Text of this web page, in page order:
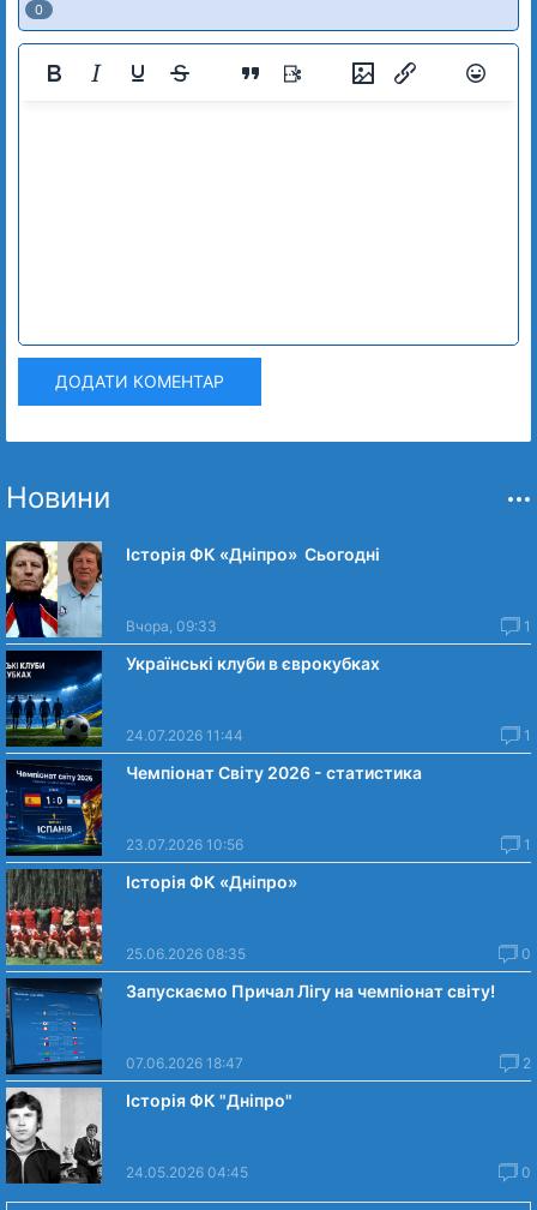
0
ДОДАТИ КОМЕНТАР
Новини
Історія ФК «Дніпро» Сьогодні
Вчора, 09:33 1
Українські клуби в єврокубках
24.07.2026 11:44 1
Чемпіонат Світу 2026 - статистика
23.07.2026 10:56 1
Історія ФК «Дніпро»
25.06.2026 08:35 0
Запускаємо Причал Лігу на чемпіонат світу!
07.06.2026 18:47 2
Історія ФК "Дніпро"
24.05.2026 04:45 0